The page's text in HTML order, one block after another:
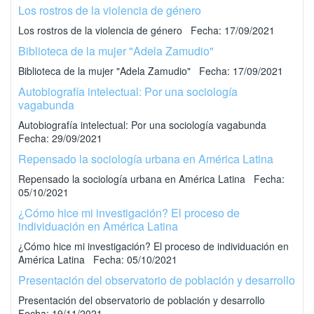
Los rostros de la violencia de género
Los rostros de la violencia de género Fecha: 17/09/2021
Biblioteca de la mujer "Adela Zamudio"
Biblioteca de la mujer "Adela Zamudio" Fecha: 17/09/2021
Autobiografía intelectual: Por una sociología
vagabunda
Autobiografía intelectual: Por una sociología vagabunda
Fecha: 29/09/2021
Repensado la sociología urbana en América Latina
Repensado la sociología urbana en América Latina Fecha:
05/10/2021
¿Cómo hice mi investigación? El proceso de
individuación en América Latina
¿Cómo hice mi investigación? El proceso de individuación en
América Latina Fecha: 05/10/2021
Presentación del observatorio de población y desarrollo
Presentación del observatorio de población y desarrollo